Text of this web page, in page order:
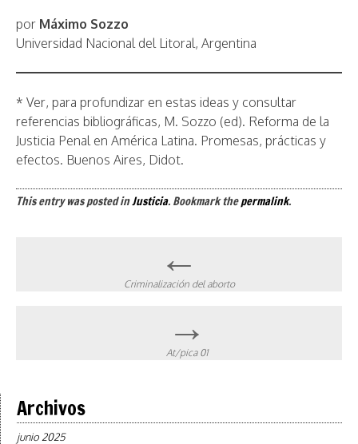
por Máximo Sozzo
Universidad Nacional del Litoral, Argentina
* Ver, para profundizar en estas ideas y consultar
referencias bibliográficas, M. Sozzo (ed). Reforma de la
Justicia Penal en América Latina. Promesas, prácticas y
efectos. Buenos Aires, Didot.
This entry was posted inJusticia. Bookmark thepermalink.
navigation
←
Criminalización del aborto
→
At/pica 01
Archivos
junio 2025